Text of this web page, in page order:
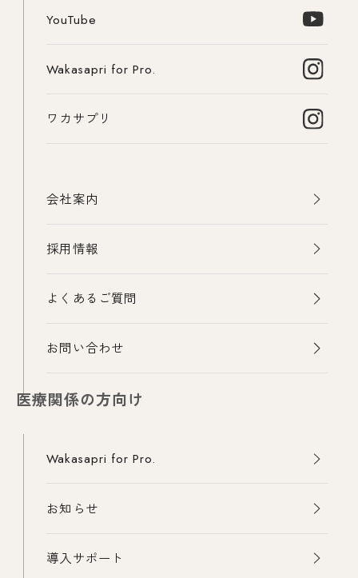
YouTube
Wakasapri for Pro.
ワカサプリ
会社案内
採用情報
よくあるご質問
お問い合わせ
医療関係の方向け
Wakasapri for Pro.
お知らせ
導入サポート